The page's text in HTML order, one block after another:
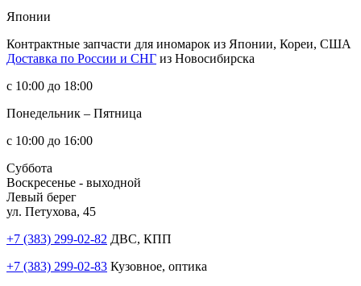
Японии
Контрактные запчасти для иномарок из Японии, Кореи, США
Доставка по России и СНГ из Новосибирска
с 10:00 до 18:00
Понедельник – Пятница
с 10:00 до 16:00
Суббота
Воскресенье - выходной
Левый берег
ул. Петухова, 45
+7 (383) 299-02-82 ДВС, КПП
+7 (383) 299-02-83 Кузовное, оптика